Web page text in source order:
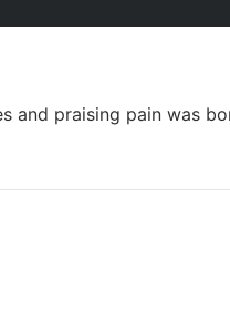
and praising pain was